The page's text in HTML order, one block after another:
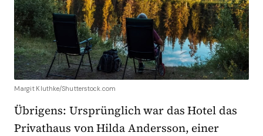
Margit Kluthke/Shutterstock.com
Übrigens: Ursprünglich war das Hotel das
Privathaus von Hilda Andersson, einer